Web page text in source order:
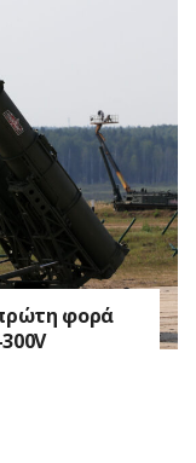
φορά